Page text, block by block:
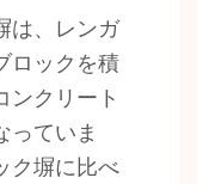
は、レンガ
ロックを積
ンクリート
っていま
ク塀に比べ